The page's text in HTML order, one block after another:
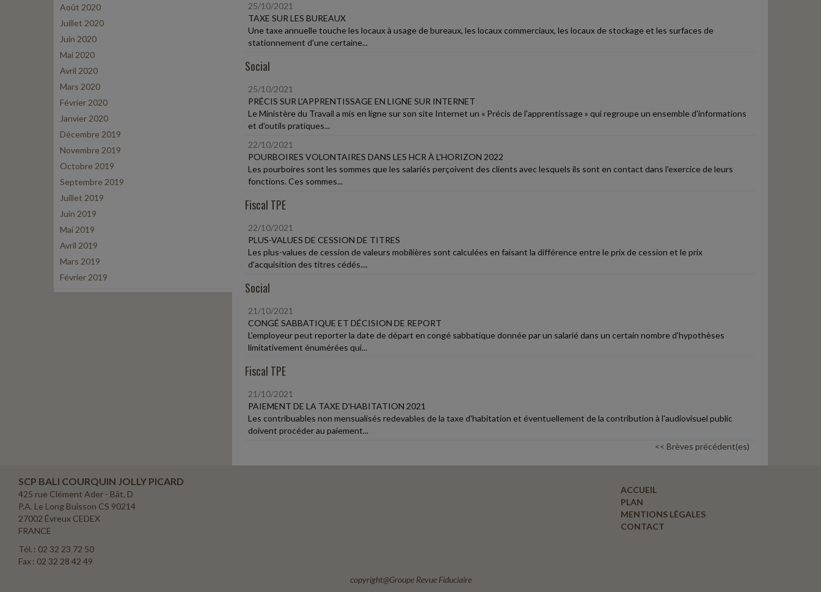
Août 2020
Juillet 2020
Juin 2020
Mai 2020
Avril 2020
Mars 2020
Février 2020
Janvier 2020
Décembre 2019
Novembre 2019
Octobre 2019
Septembre 2019
Juillet 2019
Juin 2019
Mai 2019
Avril 2019
Mars 2019
Février 2019
25/10/2021
TAXE SUR LES BUREAUX
Une taxe annuelle touche les locaux à usage de bureaux, les locaux commerciaux, les locaux de stockage et les surfaces de
stationnement d'une certaine...
Social
25/10/2021
PRÉCIS SUR L'APPRENTISSAGE EN LIGNE SUR INTERNET
Le Ministère du Travail a mis en ligne sur son site Internet un « Précis de l'apprentissage » qui regroupe un ensemble d'informations
et d'outils pratiques...
22/10/2021
POURBOIRES VOLONTAIRES DANS LES HCR À L'HORIZON 2022
Les pourboires sont les sommes que les salariés perçoivent des clients avec lesquels ils sont en contact dans l'exercice de leurs
fonctions. Ces sommes...
Fiscal TPE
22/10/2021
PLUS-VALUES DE CESSION DE TITRES
Les plus-values de cession de valeurs mobilières sont calculées en faisant la différence entre le prix de cession et le prix
d'acquisition des titres cédés....
Social
21/10/2021
CONGÉ SABBATIQUE ET DÉCISION DE REPORT
L'employeur peut reporter la date de départ en congé sabbatique donnée par un salarié dans un certain nombre d'hypothèses
limitativement énumérées qui...
Fiscal TPE
21/10/2021
PAIEMENT DE LA TAXE D'HABITATION 2021
Les contribuables non mensualisés redevables de la taxe d'habitation et éventuellement de la contribution à l'audiovisuel public
doivent procéder au paiement...
<< Brèves précédent(es)
SCP BALI COURQUIN JOLLY PICARD
425 rue Clément Ader - Bât. D
P.A. Le Long Buisson CS 90214
27002 Évreux CEDEX
FRANCE
Tél. : 02 32 23 72 50
Fax : 02 32 28 42 49
ACCUEIL
PLAN
MENTIONS LÉGALES
CONTACT
copyright@Groupe Revue Fiduciaire